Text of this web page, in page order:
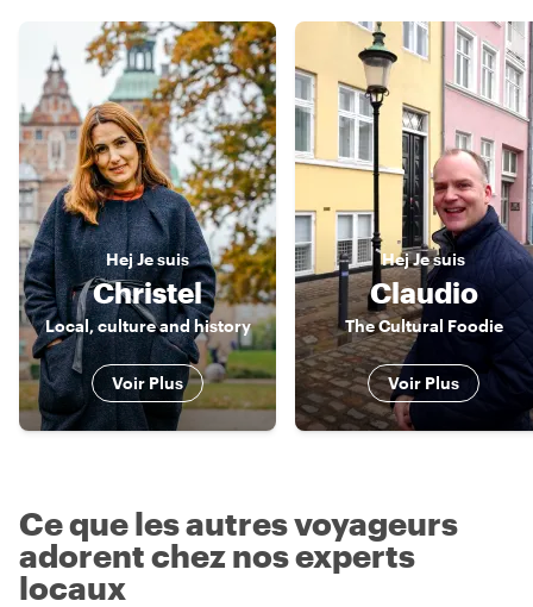
HejJe suis
Christel
Local, culture and history
Voir Plus
HejJe suis
Claudio
The Cultural Foodie
Voir Plus
Ce que les autres voyageurs
adorent chez nos experts
locaux